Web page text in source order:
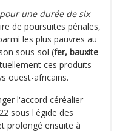
une durée de six
de poursuites pénales,
les plus pauvres au
sous-sol (fer, bauxite
ces produits
ouest-africains.
l'accord céréalier
sous l'égide des
prolongé ensuite à